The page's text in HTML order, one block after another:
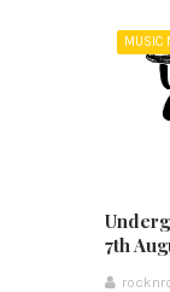
MUSIC
7th